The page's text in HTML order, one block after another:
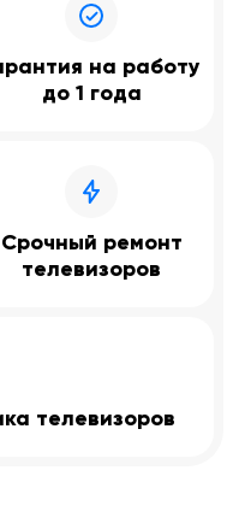
на работу
до 1 года
Срочный ремонт
телевизоров
телевизоров